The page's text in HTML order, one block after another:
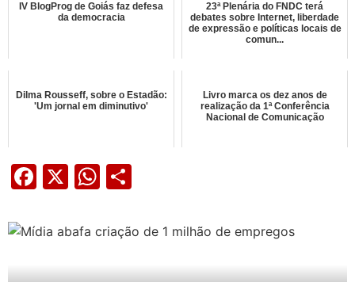
IV BlogProg de Goiás faz defesa
da democracia
23ª Plenária do FNDC terá
debates sobre Internet, liberdade
de expressão e políticas locais de
comun...
Dilma Rousseff, sobre o Estadão:
'Um jornal em diminutivo'
Livro marca os dez anos de
realização da 1ª Conferência
Nacional de Comunicação
Facebook
X WhatsApp